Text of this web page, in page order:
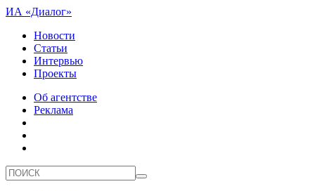
ИА «Диалог»
Новости
Статьи
Интервью
Проекты
Об агентстве
Реклама